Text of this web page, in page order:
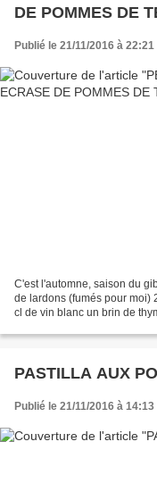
DE POMMES DE
Publié le 21/11/2016 à 22:21
C'est l'automne, saison du
de lardons (fumés pour moi)
cl de vin blanc un brin de
PASTILLA AUX
Publié le 21/11/2016 à 14:13